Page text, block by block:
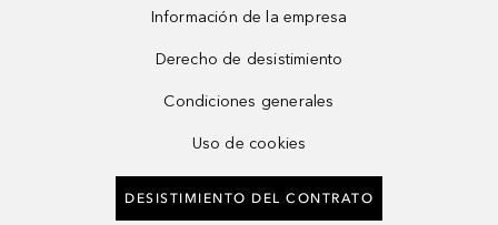
Información de la empresa
Derecho de desistimiento
Condiciones generales
Uso de cookies
DESISTIMIENTO DEL CONTRATO